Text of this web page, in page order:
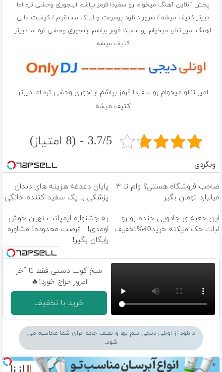
پخش آنلاین آهنگ میخوام رو سفیدا قرمز بپاشم اینجوری وحشی تره اما
دیرتر کثیف میشه /سرور دانلود پرسرعت و لینک مستقیم /کیفیت عالی
آهنگ امیر تتلو میخوام رو سفیدا قرمز بپاشم اینجوری وحشی تره اما دیرتر
کثیف میشه
امیر تتلو میخوام رو سفیدا قرمز بپاشم اینجوری وحشی تره اما دیرتر
کثیف میشه
3.7/5 - (8 امتیاز)
وبگردی
صاحب فروشگاه هستی؟ وام تا ۳
میلیارد تومان بگیر
پایان دغدغه هزینه های دندان
پزشکی با پک سفید کننده خانگی
این جعبه ی جادویی خنده رو رو
لبات حک میکنه خرید40%تخفیف
به جشنواره ایمپلنت تهران خوش
اومدی! | فرصت محدوده! مشاوره
رایگان بگیر!
میخ کوب دستی فقط تا آخر
امروز حراج خورد!🔥
خرید با تخفیف
دانلود از اونلی دیجی نیم بها و نصف حجم برای شما محاسبه می
شود.